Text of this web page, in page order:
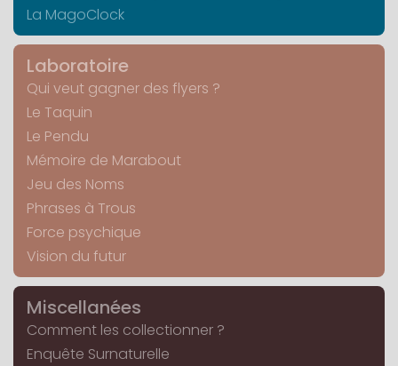
La MagoClock
Laboratoire
Qui veut gagner des flyers ?
Le Taquin
Le Pendu
Mémoire de Marabout
Jeu des Noms
Phrases à Trous
Force psychique
Vision du futur
Miscellanées
Comment les collectionner ?
Enquête Surnaturelle